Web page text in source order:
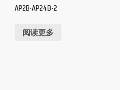
AP2B‧AP24B-2
阅读更多